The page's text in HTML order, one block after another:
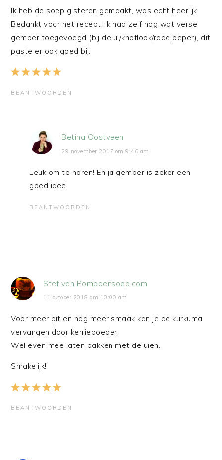
Ik heb de soep gisteren gemaakt, was echt heerlijk!
Bedankt voor het recept. Ik had zelf nog wat verse
gember toegevoegd (bij de ui/knoflook/rode peper), dit
paste er ook goed bij.
BEANTWOORDEN
Betina Oostveen
29 november 2017 om 9:46 am
Leuk om te horen! En ja gember is zeker een
goed idee!
BEANTWOORDEN
Stef van Pompoensoep.com
11 oktober 2018 om 10:00 am
Voor meer pit en nog meer smaak kan je de kurkuma
vervangen door kerriepoeder.
Wel even mee laten bakken met de uien.
Smakelijk!
BEANTWOORDEN